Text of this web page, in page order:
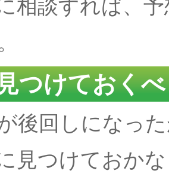
相談すれば、
つけておく
後回しになっ
見つけておか